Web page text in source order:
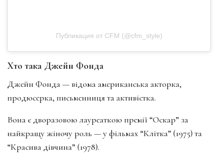
Публикация от CFM (@cfm_style)
Хто така Джейн Фонда
Джейн Фонда — відома американська акторка,
продюсерка, письменниця та активістка.
Вона є дворазовою лауреаткою премії “Оскар” за
найкращу жіночу роль — у фільмах “Клітка” (1975) та
“Красива дівчина” (1978).